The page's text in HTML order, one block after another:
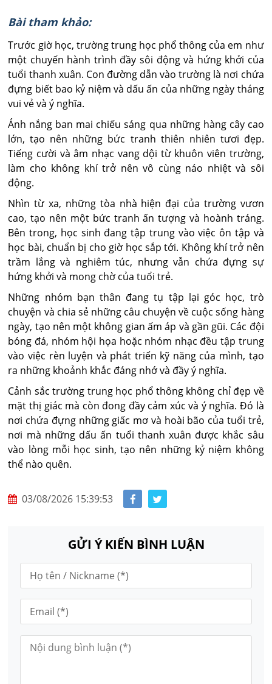
Bài tham khảo:
Trước giờ học, trường trung học phổ thông của em như
một chuyến hành trình đầy sôi động và hứng khởi của
tuổi thanh xuân. Con đường dẫn vào trường là nơi chứa
đựng biết bao kỷ niệm và dấu ấn của những ngày tháng
vui vẻ và ý nghĩa.
Ánh nắng ban mai chiếu sáng qua những hàng cây cao
lớn, tạo nên những bức tranh thiên nhiên tươi đẹp.
Tiếng cười và âm nhạc vang dội từ khuôn viên trường,
làm cho không khí trở nên vô cùng náo nhiệt và sôi
động.
Nhìn từ xa, những tòa nhà hiện đại của trường vươn
cao, tạo nên một bức tranh ấn tượng và hoành tráng.
Bên trong, học sinh đang tập trung vào việc ôn tập và
học bài, chuẩn bị cho giờ học sắp tới. Không khí trở nên
trầm lắng và nghiêm túc, nhưng vẫn chứa đựng sự
hứng khởi và mong chờ của tuổi trẻ.
Những nhóm bạn thân đang tụ tập lại góc học, trò
chuyện và chia sẻ những câu chuyện về cuộc sống hàng
ngày, tạo nên một không gian ấm áp và gần gũi. Các đội
bóng đá, nhóm hội họa hoặc nhóm nhạc đều tập trung
vào việc rèn luyện và phát triển kỹ năng của mình, tạo
ra những khoảnh khắc đáng nhớ và đầy ý nghĩa.
Cảnh sắc trường trung học phổ thông không chỉ đẹp về
mặt thị giác mà còn đong đầy cảm xúc và ý nghĩa. Đó là
nơi chứa đựng những giấc mơ và hoài bão của tuổi trẻ,
nơi mà những dấu ấn tuổi thanh xuân được khắc sâu
vào lòng mỗi học sinh, tạo nên những kỷ niệm không
thể nào quên.
03/08/2026 15:39:53
GỬI Ý KIẾN BÌNH LUẬN